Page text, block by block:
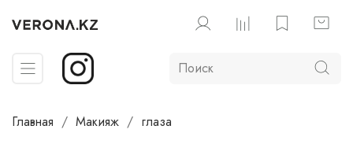
Главная Макияж глаза